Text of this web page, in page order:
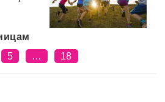
5 … 18